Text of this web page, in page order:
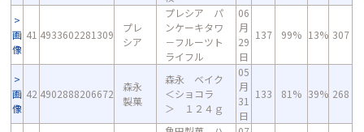
画
像
41 4933602281309
プレ
シア
プレシア パ
ンケーキタワ
－フルーツト
ライフル
06
月
29
日
137 99% 13% 307
画
像
42 4902888206672
森永
製菓
森永 ベイク
＜ショコラ
＞ １２４ｇ
05
月
31
日
133 81% 39% 268